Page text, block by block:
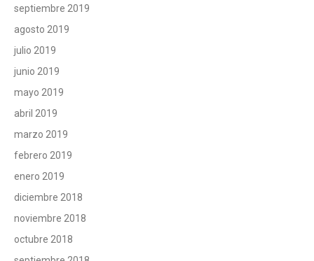
septiembre 2019
agosto 2019
julio 2019
junio 2019
mayo 2019
abril 2019
marzo 2019
febrero 2019
enero 2019
diciembre 2018
noviembre 2018
octubre 2018